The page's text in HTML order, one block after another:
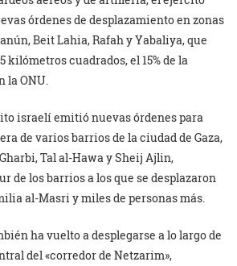
órdenes de desplazamiento en zonas
Beit Lahia, Rafah y Yabaliya, que
kilómetros cuadrados, el 15% de la
la ONU.
israelí emitió nuevas órdenes para
de varios barrios de la ciudad de Gaza,
Tal al-Hawa y Sheij Ajlin,
de los barrios a los que se desplazaron
al-Masri y miles de personas más.
ha vuelto a desplegarse a lo largo de
del «corredor de Netzarim»,